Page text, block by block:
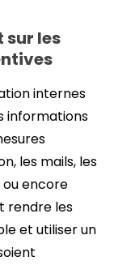
les
internes
informations
les mails, les
encore
rendre les
et utiliser un